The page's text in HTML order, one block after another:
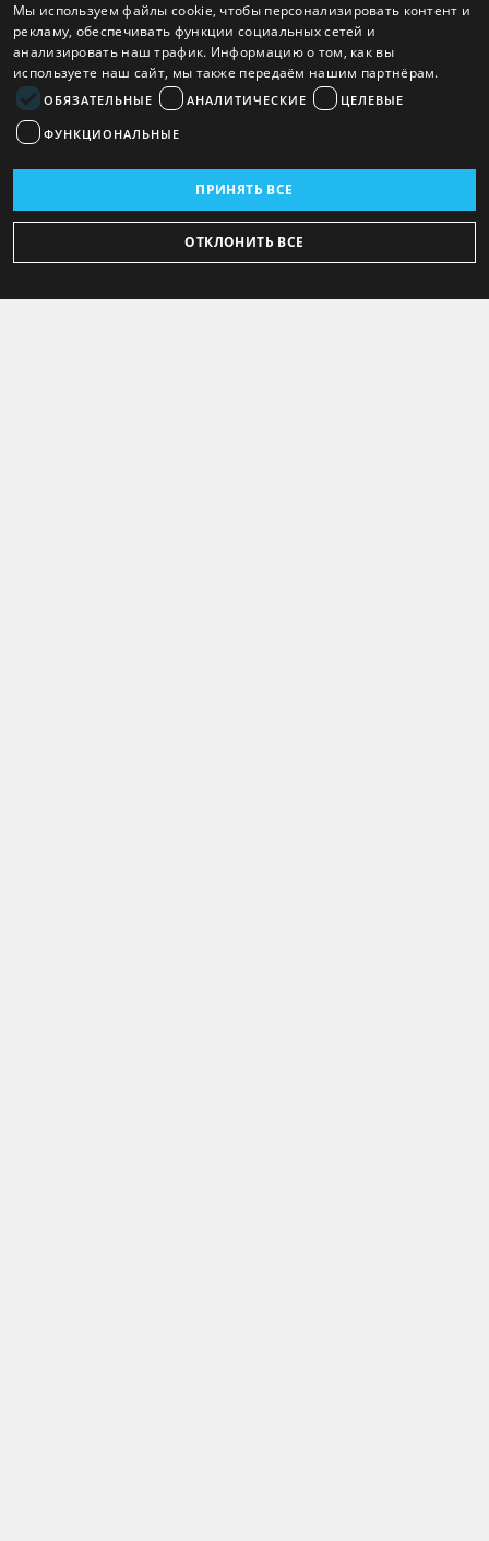
Мы используем файлы cookie, чтобы персонализировать контент и
рекламу, обеспечивать функции социальных сетей и
анализировать наш трафик. Информацию о том, как вы
используете наш сайт, мы также передаём нашим партнёрам.
ОБЯЗАТЕЛЬНЫЕ АНАЛИТИЧЕСКИЕ ЦЕЛЕВЫЕ
ФУНКЦИОНАЛЬНЫЕ
ПРИНЯТЬ ВСЕ
ОТКЛОНИТЬ ВСЕ